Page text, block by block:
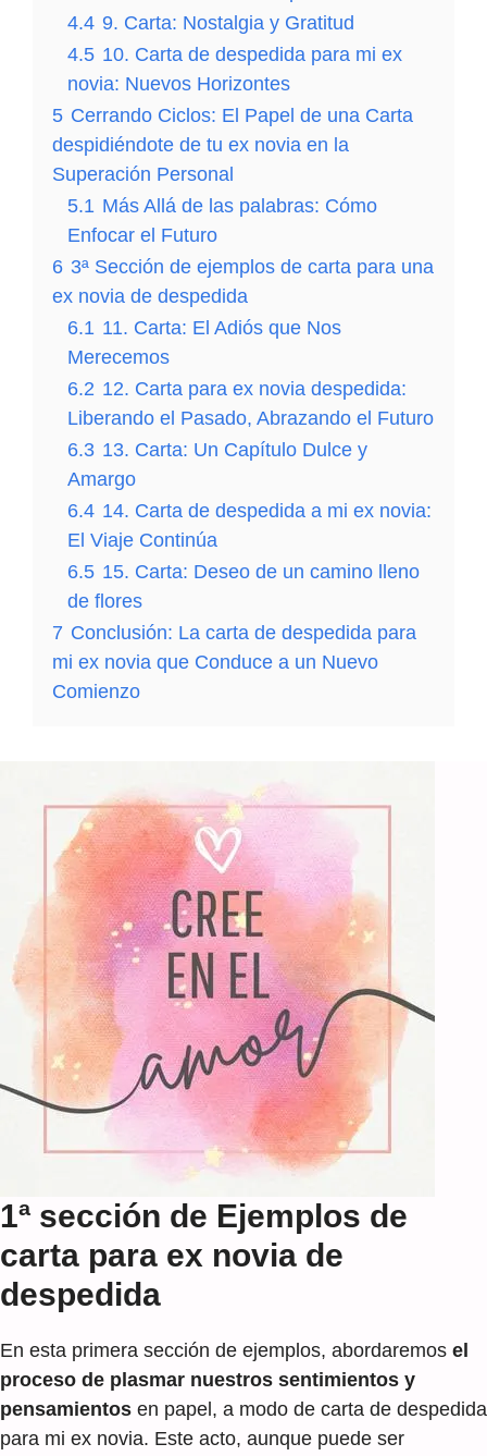
4.4 9. Carta: Nostalgia y Gratitud
4.5 10. Carta de despedida para mi ex
novia: Nuevos Horizontes
5 Cerrando Ciclos: El Papel de una Carta
despidiéndote de tu ex novia en la
Superación Personal
5.1 Más Allá de las palabras: Cómo
Enfocar el Futuro
6 3ª Sección de ejemplos de carta para una
ex novia de despedida
6.1 11. Carta: El Adiós que Nos
Merecemos
6.2 12. Carta para ex novia despedida:
Liberando el Pasado, Abrazando el Futuro
6.3 13. Carta: Un Capítulo Dulce y
Amargo
6.4 14. Carta de despedida a mi ex novia:
El Viaje Continúa
6.5 15. Carta: Deseo de un camino lleno
de flores
7 Conclusión: La carta de despedida para
mi ex novia que Conduce a un Nuevo
Comienzo
1ª sección de Ejemplos de
carta para ex novia de
despedida
En esta primera sección de ejemplos, abordaremos el
proceso de plasmar nuestros sentimientos y
pensamientos en papel, a modo de carta de despedida
para mi ex novia. Este acto, aunque puede ser